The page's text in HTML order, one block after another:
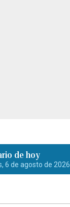
de hoy
6 de agosto de 2026